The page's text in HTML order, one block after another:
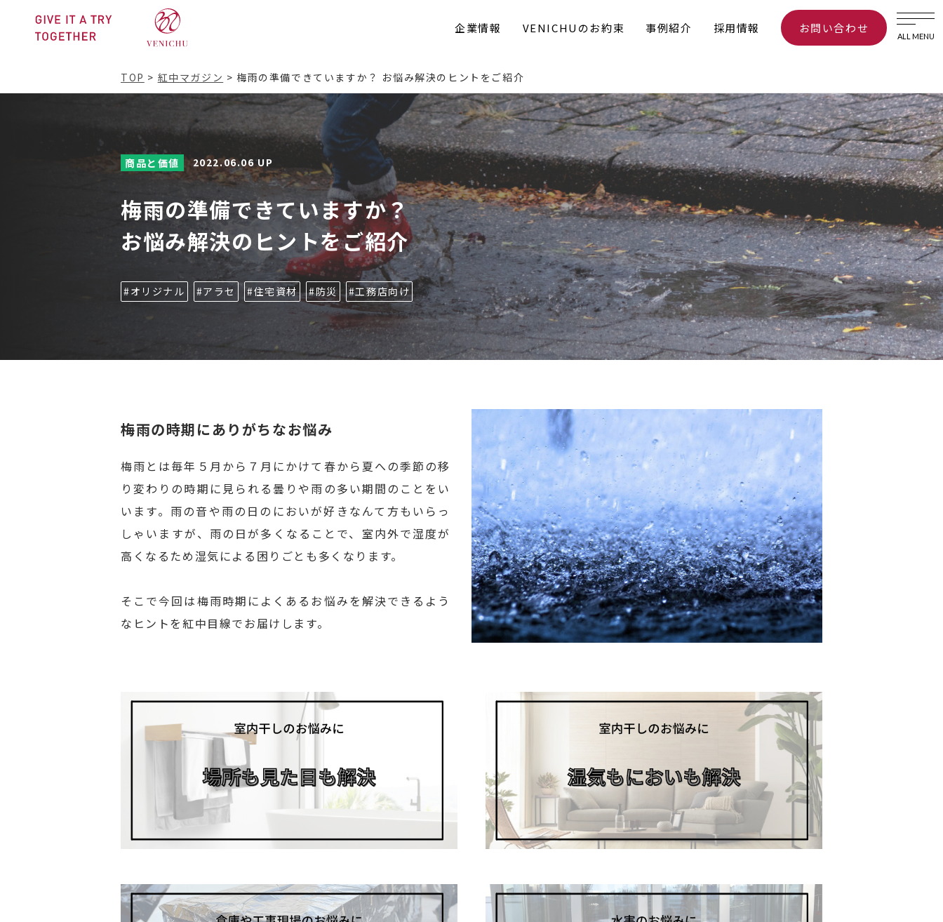
企業情報 VENICHUのお約束 事例紹介 採用情報 お問い合わせ
ALL MENU
TOP > 紅中マガジン > 梅雨の準備できていますか？ お悩み解決のヒントをご紹介
商品と価値 2022.06.06 UP
梅雨の準備できていますか？
お悩み解決のヒントをご紹介
#オリジナル #アラセ #住宅資材 #防災 #工務店向け
梅雨の時期にありがちなお悩み
梅雨とは毎年５月から７月にかけて春から夏への季節の移
り変わりの時期に見られる曇りや雨の多い期間のことをい
います。雨の音や雨の日のにおいが好きなんて方もいらっ
しゃいますが、雨の日が多くなることで、室内外で湿度が
高くなるため湿気による困りごとも多くなります。
そこで今回は梅雨時期によくあるお悩みを解決できるよう
なヒントを紅中目線でお届けします。